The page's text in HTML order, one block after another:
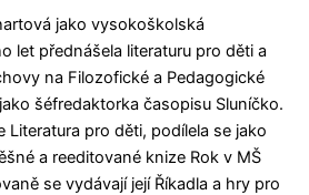
jako vysokoškolská
let přednášela literaturu pro děti a
na Filozofické a Pedagogické
šéfredaktorka časopisu Sluníčko.
Literatura pro děti, podílela se jako
a reeditované knize Rok v MŠ
se vydávají její Říkadla a hry pro